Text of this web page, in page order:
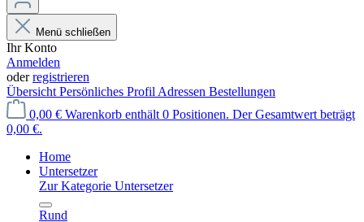
Menü schließen
Ihr Konto
Anmelden
oderregistrieren
Übersicht Persönliches Profil Adressen Bestellungen
0,00 € Warenkorb enthält 0 Positionen. Der Gesamtwert beträgt
0,00 €.
Home
Untersetzer
Zur Kategorie Untersetzer
Rund